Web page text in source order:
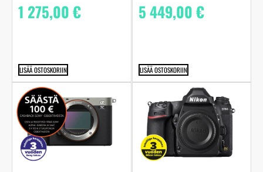
1 275,00€
LISÄÄ OSTOSKORIIN
5 449,00€
LISÄÄ OSTOSKORIIN